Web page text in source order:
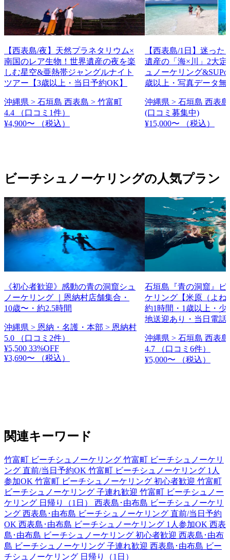
【西表島/夜】天然プラネタリウム×
南国のレア生物！世界遺産の夜を楽
しむ星空&亜熱帯ジャングルナイト
ツアー【3歳以上・当日予約OK】
沖縄県 > 石垣島 西表島 > 竹富町
4.4
（口コミ1件）
¥4,900〜
（税込）
【西表島/1日】迷った
遺産の「海×川」2大定
ュノーケリング
歳以上・写真データ無
沖縄県 > 石垣島 西表
(口コミ募集中)
¥15,000〜
（税込）
ビーチシュノーケリングの人気プラン
《初心者歓迎》感動の青の洞窟シュ
ノーケリング ｜恩納村店舗集合・
10歳〜・約2.5時間
沖縄県 > 恩納・名護・本部 > 恩納村
5.0
（口コミ2件）
¥5,500 33%OFF
¥3,690〜
（税込）
石垣島『青の洞窟』ビ
ケリング【米原（よね
約1時間・1歳以上・少
地送迎あり・当日電話
沖縄県 > 石垣島 西表
4.7
（口コミ6件）
¥5,000〜
（税込）
関連キーワード
竹富町 ビーチシュノーケリング 竹富町 ビーチシュノーケリ
ング 直前/当日予約OK 竹富町 ビーチシュノーケリング 1人
参加OK 竹富町 ビーチシュノーケリング 初心者歓迎 竹富町
ビーチシュノーケリング 子連れ歓迎 竹富町 ビーチシュノー
ケリング 日帰り（1日） 西表島･由布島 ビーチシュノーケリ
ング 西表島･由布島 ビーチシュノーケリング 直前/当日予約
OK 西表島･由布島 ビーチシュノーケリング 1人参加OK 西表
島･由布島 ビーチシュノーケリング 初心者歓迎 西表島･由布
島 ビーチシュノーケリング 子連れ歓迎 西表島･由布島 ビー
チシュノーケリング 日帰り（1日）